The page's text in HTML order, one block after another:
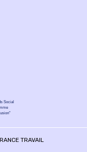
Social
TRAVAIL